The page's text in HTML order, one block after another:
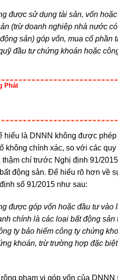
được sử dụng tài sản, vốn
(trừ doanh nghiệp nhà nước
sản) góp vốn, mua cổ phần
đầu tư chứng khoán hoặc
Phát
hiểu là DNNN không được
không chính xác, so với các
thậm chí trước Nghị định 91/
động sản. Để hiểu rõ hơn về
số 91/2015 như sau:
được góp vốn hoặc đầu tư vào
chính là các loại bất động
ty bảo hiểm công ty chứng
khoán, trừ trường hợp đặc
phạm vi góp vốn của